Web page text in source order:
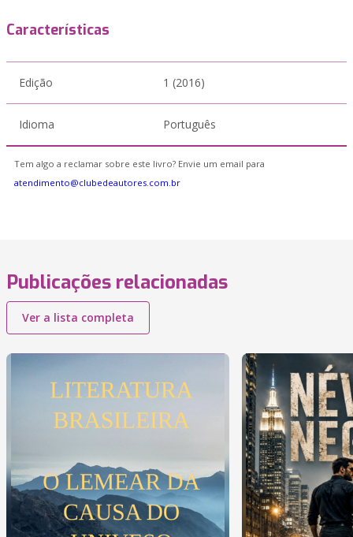
Características
Edição 1 (2016)
Idioma Português
Tem algo a reclamar sobre este livro? Envie um email para
atendimento@clubedeautores.com.br
Publicações relacionadas
Ver a lista completa